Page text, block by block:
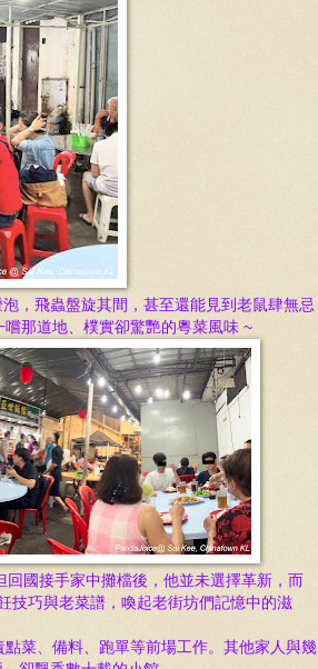
，飛蟲盤旋其間，甚至還能見到老鼠肆無忌
那道地、樸實卻驚艷的粵菜風味 ~
國接手家中攤檔後，他並未選擇革新，而
巧與老菜譜，喚起老街坊們記憶中的滋
菜、備料、跑單等前場工作。其他家人與幾